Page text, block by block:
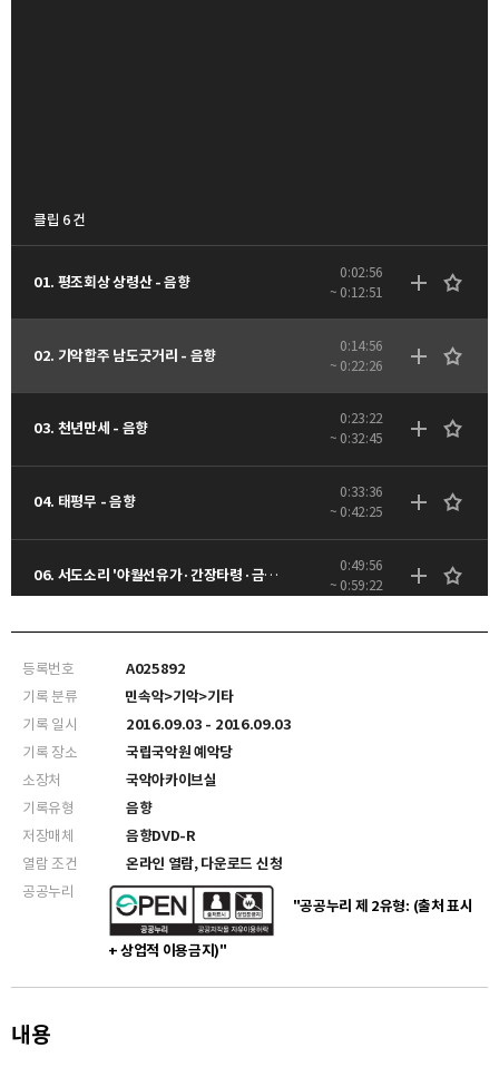
클립 6 건
01. 평조회상 상령산 - 음향
0:02:56
~ 0:12:51
02. 기악합주 남도굿거리 - 음향
0:14:56
~ 0:22:26
03. 천년만세 - 음향
0:23:22
~ 0:32:45
04. 태평무 - 음향
0:33:36
~ 0:42:25
06. 서도소리 '야월선유가·간장타령·금드렁타령·풍구타령' - 음향
0:49:56
~ 0:59:22
등록번호
A025892
기록 분류
민속악>기악>기타
기록 일시
2016.09.03 - 2016.09.03
기록 장소
국립국악원 예악당
소장처
국악아카이브실
기록유형
음향
저장매체
음향DVD-R
열람 조건
온라인 열람, 다운로드 신청
공공누리
"공공누리 제 2유형: (출처 표시
+ 상업적 이용금지)"
내용